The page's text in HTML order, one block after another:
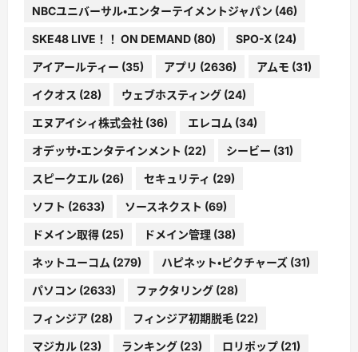
NBCユニバーサル・エンターテイメントジャパン (46)
SKE48 LIVE！！ ON DEMAND (80) SPO-X (24)
アイアールティー (35) アプリ (2636) アムモ (31)
イクオス (28) ウェブホスティング (24)
エヌアイシィ株式会社 (36) エレコム (34)
オデッサ・エンタテインメント (22) シービー (31)
スピークエル (26) セキュリティ (29)
ソフト (2633) ソースネクスト (69)
ドメイン取得 (25) ドメイン管理 (38)
ネットユーコム (279) ハピネット・ピクチャーズ (31)
パソコン (2633) ファクタリング (28)
フィンジア (28) フィンジア初期脱毛 (22)
マジカル (23) ランキング (23) ロリポップ (21)